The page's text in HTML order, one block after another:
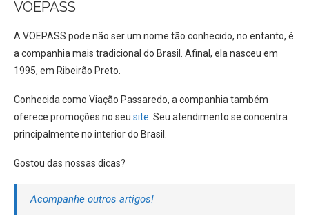
VOEPASS
A VOEPASS pode não ser um nome tão conhecido, no entanto, é
a companhia mais tradicional do Brasil. Afinal, ela nasceu em
1995, em Ribeirão Preto.
Conhecida como Viação Passaredo, a companhia também
oferece promoções no seu site . Seu atendimento se concentra
principalmente no interior do Brasil.
Gostou das nossas dicas?
Acompanhe outros artigos!